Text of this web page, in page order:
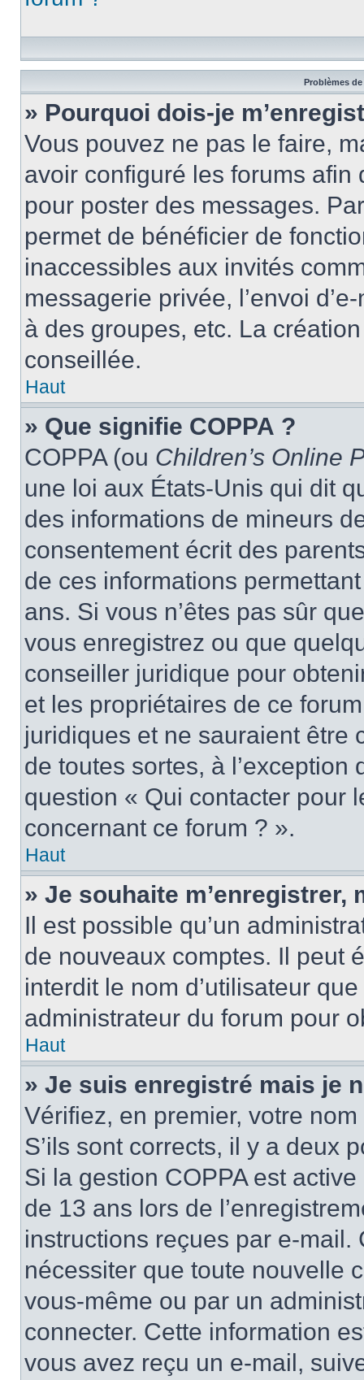
Problèmes
» Pourquoi dois-je
Vous pouvez ne pas le faire,
avoir configuré les forums afin
pour poster des messages.
permet de bénéficier de
inaccessibles aux invités
messagerie privée, l’envoi
à des groupes, etc. La
conseillée.
Haut
» Que signifie COPPA ?
COPPA (ou Children’s Online
une loi aux États-Unis qui dit
des informations de mineurs
consentement écrit des
de ces informations
ans. Si vous n’êtes pas sûr
vous enregistrez ou que
conseiller juridique pour
et les propriétaires de ce
juridiques et ne sauraient être
de toutes sortes, à
question « Qui contacter pour
concernant ce forum ? ».
Haut
» Je souhaite m’enregistrer,
Il est possible qu’un
de nouveaux comptes. Il peut
interdit le nom d’utilisateur
administrateur du forum pour
Haut
» Je suis enregistré mais je
Vérifiez, en premier, votre
S’ils sont corrects, il y a deux
Si la gestion COPPA est
de 13 ans lors de
instructions reçues par e-
nécessiter que toute nouvelle
vous-même ou par un
connecter. Cette information
vous avez reçu un e-mail,